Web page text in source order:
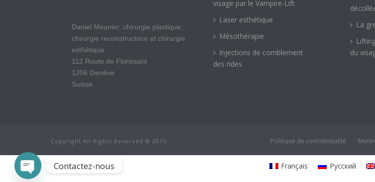
Daniel Meunier, chirurgie plastique,
chirurgie reconstructrice et chirurgie
esthétique
112 Route de Florissant
1206 Genève
Suisse
visage par le Vampire-Lift
Laser esthétique
Mésothérapie
Injections de comblement
des rides
La
du
Copyright All Rights Reserved © 2015 Politique de confidentialité
Français Русский
Contactez-nous